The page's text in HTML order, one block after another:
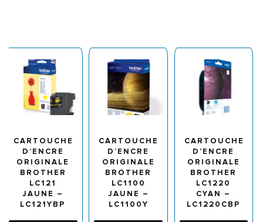
CARTOUCHE
D’ENCRE
ORIGINALE
BROTHER
LC121
JAUNE –
LC121YBP
CARTOUCHE
D’ENCRE
ORIGINALE
BROTHER
LC1100
JAUNE –
LC1100Y
CARTOUCHE
D’ENCRE
ORIGINALE
BROTHER
LC1220
CYAN –
LC1220CBP